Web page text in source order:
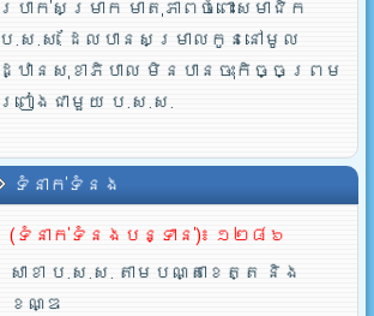
ប្រាក់សម្រាក មាតុភាពចំពោះសមាជិក
ប.ស.ស. ដែលបានសម្រាលកូននៅមូល
ដ្ឋានសុខាភិបាល មិនបានចុះកិច្ចព្រម
ព្រៀងជាមួយ ប.ស.ស.
ទំនាក់ទំនង
(ទំនាក់ទំនងបន្ទាន់)៖ ១២៨៦
សាខា ប.ស.ស. តាមបណ្តាខេត្ត និង
ខណ្ឌ